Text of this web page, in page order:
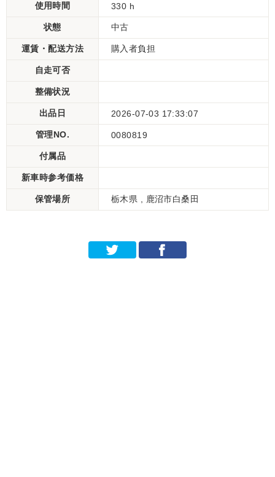
使用時間 330 h
状態 中古
運賃・配送方法 購入者負担
自走可否
整備状況
出品日 2026-07-03 17:33:07
管理NO. 0080819
付属品
新車時参考価格
保管場所 栃木県 , 鹿沼市白桑田